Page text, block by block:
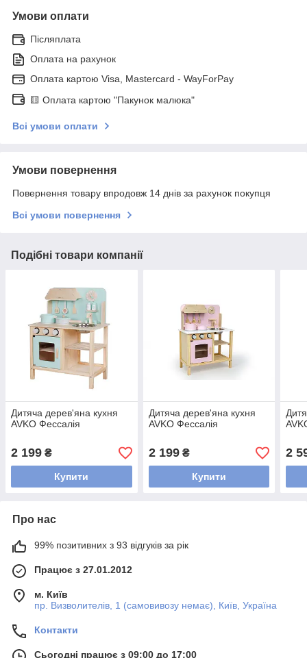
Умови оплати
Післяплата
Оплата на рахунок
Оплата картою Visa, Mastercard - WayForPay
🟨 Оплата картою "Пакунок малюка"
Всі умови оплати
Умови повернення
Повернення товару впродовж 14 днів за рахунок покупця
Всі умови повернення
Подібні товари компанії
Дитяча дерев'яна кухня
AVKO Фессалія
2 199 ₴
Купити
Дитяча дерев'яна кухня
AVKO Фессалія
2 199₴
Купити
2
Про нас
99% позитивних з 93 відгуків за рік
Працює з 27.01.2012
м. Київ
пр. Визволителів, 1 (самовивозу немає), Київ, Україна
Контакти
Сьогодні працює з 09:00 до 17:00